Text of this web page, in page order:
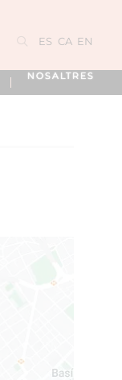
ES CA EN
NOSALTRES